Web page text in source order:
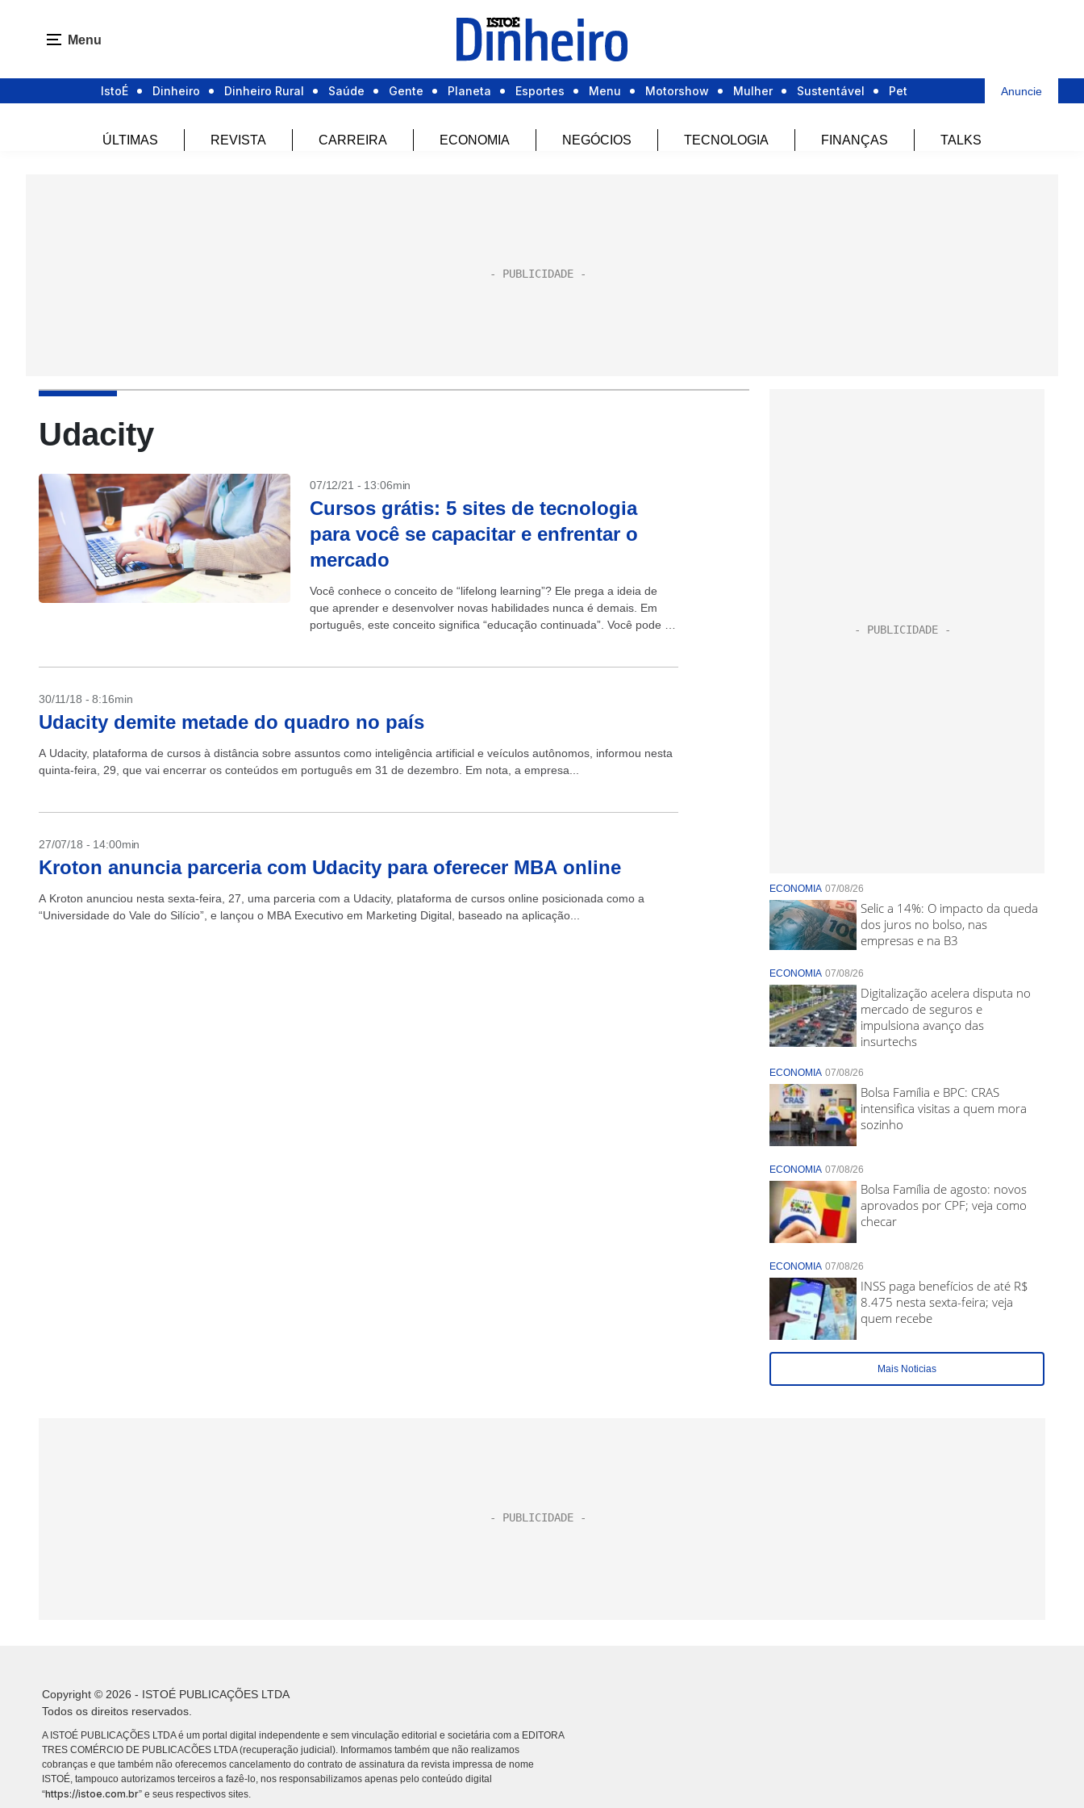
Menu
IstoÉ Dinheiro Dinheiro Rural Saúde Gente Planeta Esportes Menu Motorshow Mulher Sustentável Pet Anuncie
ÚLTIMAS REVISTA CARREIRA ECONOMIA NEGÓCIOS TECNOLOGIA FINANÇAS TALKS
Udacity
07/12/21 - 13:06min
Cursos grátis: 5 sites de tecnologia
para você se capacitar e enfrentar o
mercado
Você conhece o conceito de “lifelong learning”? Ele prega a ideia de
que aprender e desenvolver novas habilidades nunca é demais. Em
português, este conceito significa “educação continuada”. Você pode se
30/11/18 - 8:16min
Udacity demite metade do quadro no país
A Udacity, plataforma de cursos à distância sobre assuntos como inteligência artificial e veículos autônomos, informou nesta
quinta-feira, 29, que vai encerrar os conteúdos em português em 31 de dezembro. Em nota, a empresa...
27/07/18 - 14:00min
Kroton anuncia parceria com Udacity para oferecer MBA online
A Kroton anunciou nesta sexta-feira, 27, uma parceria com a Udacity, plataforma de cursos online posicionada como a
“Universidade do Vale do Silício”, e lançou o MBA Executivo em Marketing Digital, baseado na aplicação...
ECONOMIA 07/08/26
Selic a 14%: O impacto da queda
dos juros no bolso, nas
empresas e na B3
ECONOMIA 07/08/26
Digitalização acelera disputa no
mercado de seguros e
impulsiona avanço das
insurtechs
ECONOMIA 07/08/26
Bolsa Família e BPC: CRAS
intensifica visitas a quem mora
sozinho
ECONOMIA 07/08/26
Bolsa Família de agosto: novos
aprovados por CPF; veja como
checar
ECONOMIA 07/08/26
INSS paga benefícios de até R$
8.475 nesta sexta-feira; veja
quem recebe
Mais Noticias
Copyright © 2026 - ISTOÉ PUBLICAÇÕES LTDA
Todos os direitos reservados.
A ISTOÉ PUBLICAÇÕES LTDA é um portal digital independente e sem vinculação editorial e societária com a EDITORA
TRES COMÉRCIO DE PUBLICACÕES LTDA (recuperação judicial). Informamos também que não realizamos
cobranças e que também não oferecemos cancelamento do contrato de assinatura da revista impressa de nome
ISTOÉ, tampouco autorizamos terceiros a fazê-lo, nos responsabilizamos apenas pelo conteúdo digital
“https://istoe.com.br” e seus respectivos sites.